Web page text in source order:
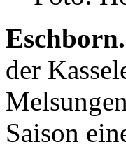
Eschborn.
der
Saison